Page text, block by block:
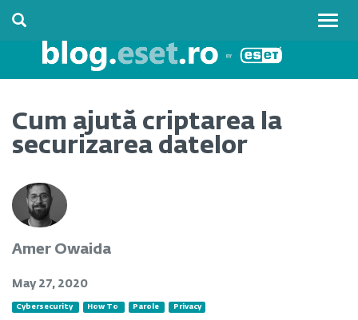
Cum ajută criptarea la
securizarea datelor
Amer Owaida
May 27, 2020
Cybersecurity How To Parole Privacy